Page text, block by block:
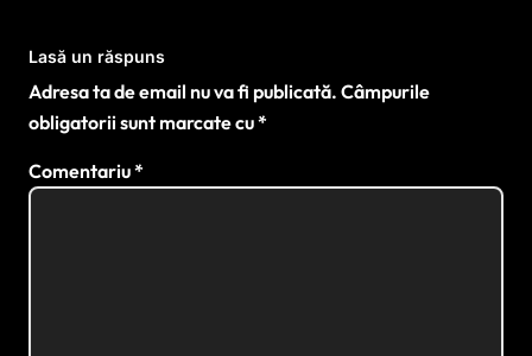
Lasă un răspuns
Adresa ta de email nu va fi publicată. Câmpurile
obligatorii sunt marcate cu*
Comentariu*